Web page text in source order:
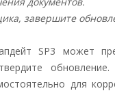
завершите
SP3 может
для